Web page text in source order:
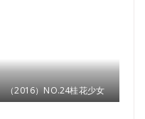
（2016）NO.24桂花少女